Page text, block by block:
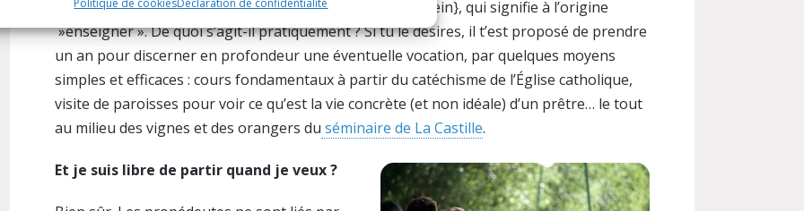
« Propédeutique » est un mot d’origine grecque, {paideuein}, qui signifie à l’origine
»enseigner ». De quoi s’agit-il pratiquement ? Si tu le désires, il t’est proposé de prendre
un an pour discerner en profondeur une éventuelle vocation, par quelques moyens
simples et efficaces : cours fondamentaux à partir du catéchisme de l’Église catholique,
visite de paroisses pour voir ce qu’est la vie concrète (et non idéale) d’un prêtre… le tout
au milieu des vignes et des orangers du séminaire de La Castille.
Et je suis libre de partir quand je veux ?